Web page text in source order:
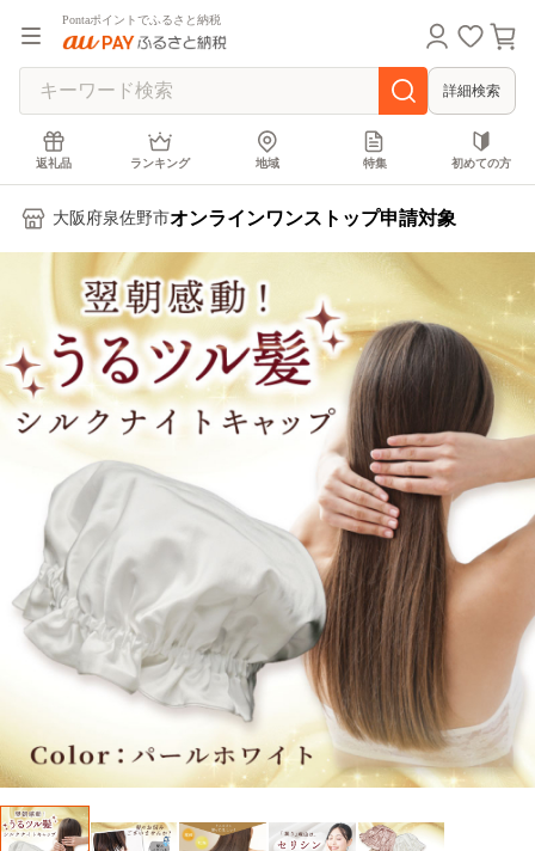
Pontaポイントでふるさと納税
詳細検索
返礼品 ランキング 地域 特集 初めての方
大阪府泉佐野市オンラインワンストップ申請対象